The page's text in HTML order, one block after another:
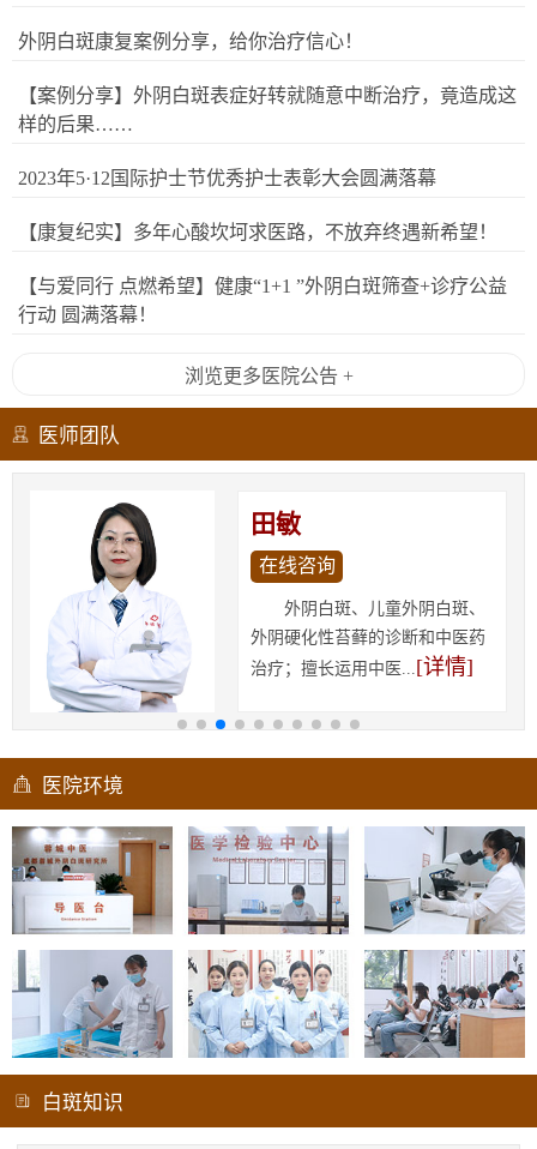
外阴白斑康复案例分享，给你治疗信心！
【案例分享】外阴白斑表症好转就随意中断治疗，竟造成这
样的后果……
2023年5·12国际护士节优秀护士表彰大会圆满落幕
【康复纪实】多年心酸坎坷求医路，不放弃终遇新希望！
【与爱同行 点燃希望】健康“1+1 ”外阴白斑筛查+诊疗公益
行动 圆满落幕！
浏览更多医院公告 +
医师团队
田敏
在线咨询
外阴白斑、儿童外阴白斑、
外阴硬化性苔藓的诊断和中医药
治疗；擅长运用中医...[详情]
医院环境
白斑知识